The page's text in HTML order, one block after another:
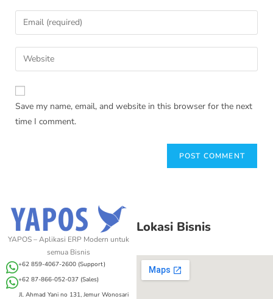
Save my name, email, and website in this browser for the next
time I comment.
YAPOS – Aplikasi ERP Modern untuk
semua Bisnis
+62 859-4067-2600 (Support)
+62 87-866-052-037 (Sales)
Jl. Ahmad Yani no 131, Jemur Wonosari
Lokasi Bisnis